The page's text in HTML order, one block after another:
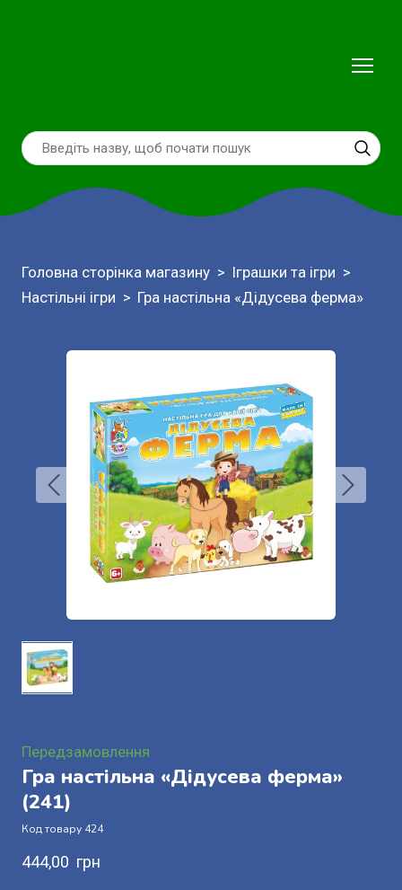
Головна сторінка магазину
Іграшки та ігри
Настільні ігри
Гра настільна «Дідусева ферма»
Передзамовлення
Гра настільна «Дідусева ферма»
(241)
Код товару 424
444,00  грн